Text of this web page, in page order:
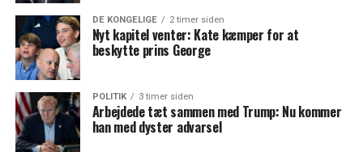
DE KONGELIGE 2 timer siden
Nyt kapitel venter: Kate kæmper for at
beskytte prins George
POLITIK 3 timer siden
Arbejdede tæt sammen med Trump: Nu kommer
han med dyster advarsel